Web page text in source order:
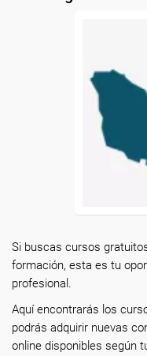
Si buscas cursos
formación, esta es tu
profesional.
Aquí encontrarás los
podrás adquirir nuevas
online disponibles según